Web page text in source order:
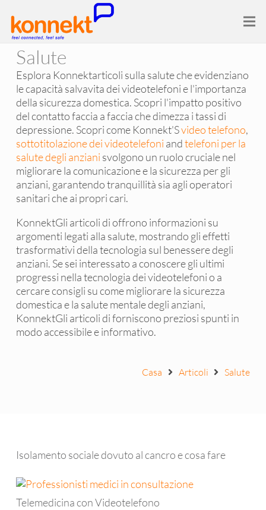
Salute
Esplora Konnektarticoli sulla salute che evidenziano
le capacità salvavita dei videotelefoni e l'importanza
della sicurezza domestica. Scopri l'impatto positivo
del contatto faccia a faccia che dimezza i tassi di
depressione. Scopri come Konnekt'Svideo telefono,
sottotitolazione dei videotelefoni andtelefoni per la
salute degli anziani svolgono un ruolo cruciale nel
migliorare la comunicazione e la sicurezza per gli
anziani, garantendo tranquillità sia agli operatori
sanitari che ai propri cari.
KonnektGli articoli di offrono informazioni su
argomenti legati alla salute, mostrando gli effetti
trasformativi della tecnologia sul benessere degli
anziani. Se sei interessato a conoscere gli ultimi
progressi nella tecnologia dei videotelefoni o a
cercare consigli su come migliorare la sicurezza
domestica e la salute mentale degli anziani,
KonnektGli articoli di forniscono preziosi spunti in
modo accessibile e informativo.
Casa Articoli Salute
Isolamento sociale dovuto al cancro e cosa fare
Telemedicina con Videotelefono